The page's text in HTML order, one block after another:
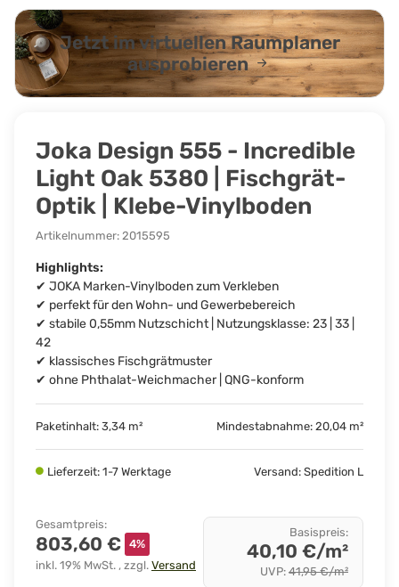
Joka Design 555 - Incredible
Light Oak 5380 | Fischgrät-
Optik | Klebe-Vinylboden
Artikelnummer: 2015595
Highlights:
✔ JOKA Marken-Vinylboden zum Verkleben
✔ perfekt für den Wohn- und Gewerbebereich
✔ stabile 0,55mm Nutzschicht | Nutzungsklasse: 23 | 33 |
42
✔ klassisches Fischgrätmuster
✔ ohne Phthalat-Weichmacher | QNG-konform
Paketinhalt: 3,34 m² Mindestabnahme: 20,04 m²
Lieferzeit: 1-7 Werktage Versand: Spedition L
Gesamtpreis:
803,60 € 4%
inkl. 19% MwSt. , zzgl. Versand
Basispreis:
40,10 €/m²
UVP: 41,95 €/m²
Jetzt im virtuellen Raumplaner
ausprobieren